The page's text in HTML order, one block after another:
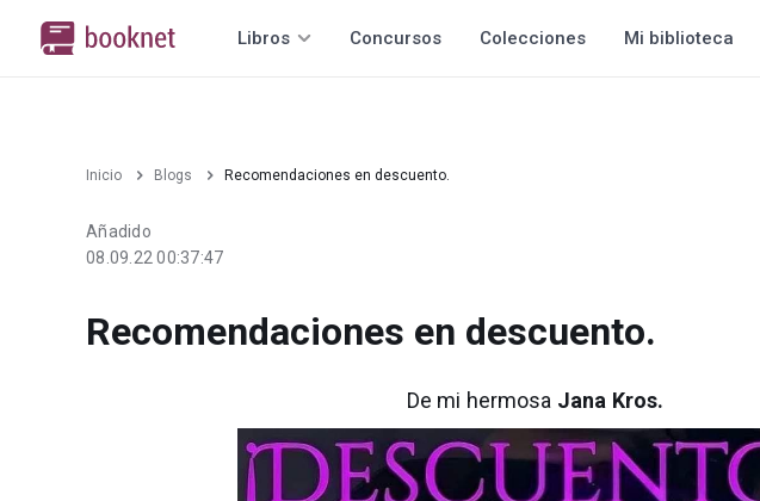
Libros Concursos Colecciones Mi biblioteca
Inicio Blogs Recomendaciones en descuento.
Añadido
08.09.22 00:37:47
Recomendaciones en descuento.
De mi hermosa Jana Kros.